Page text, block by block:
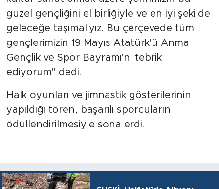
güzel gençliğini el birliğiyle ve en iyi şekilde
geleceğe taşımalıyız. Bu çerçevede tüm
gençlerimizin 19 Mayıs Atatürk'ü Anma
Gençlik ve Spor Bayramı'nı tebrik
ediyorum" dedi.
Halk oyunları ve jimnastik gösterilerinin
yapıldığı tören, başarılı sporcuların
ödüllendirilmesiyle sona erdi.